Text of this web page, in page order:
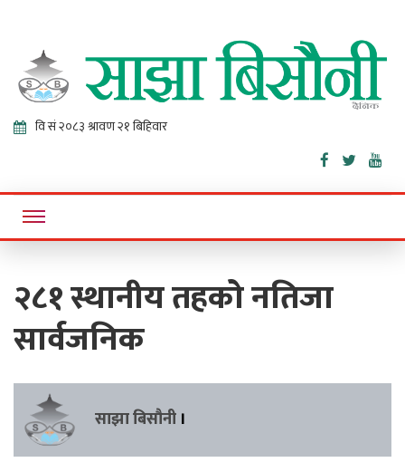
Sajha
Bisaunee
Online News Portal
२८१ स्थानीय तहको नतिजा
सार्वजनिक
साझा बिसौनी ।